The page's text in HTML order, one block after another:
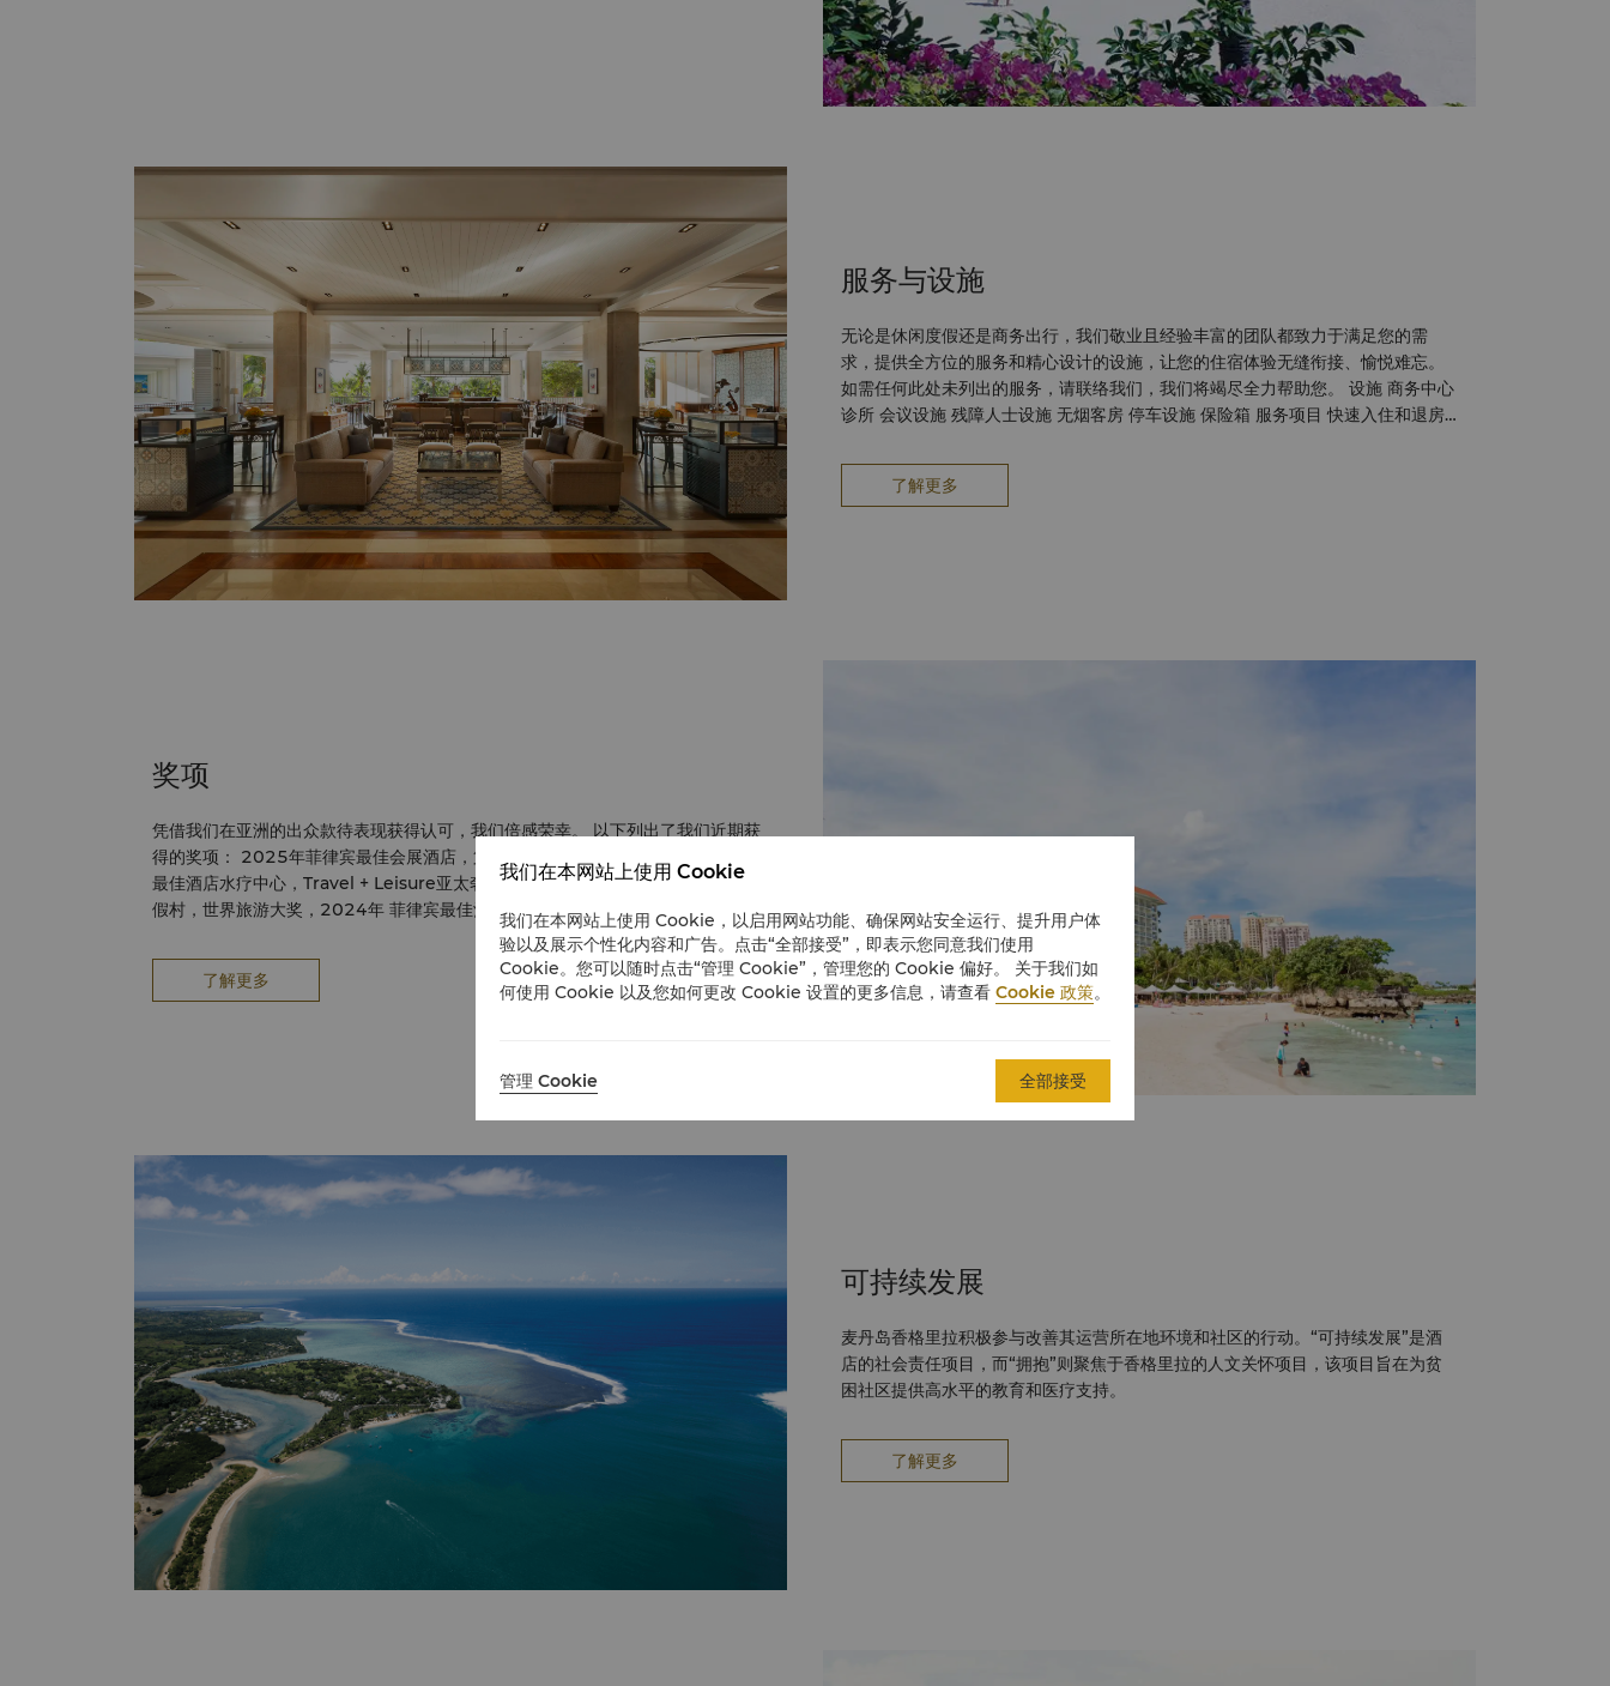
服务与设施
无论是休闲度假还是商务出行，我们敬业且经验丰富的团队都致力于满足您的需
求，提供全方位的服务和精心设计的设施，让您的住宿体验无缝衔接、愉悦难忘。
如需任何此处未列出的服务，请联络我们，我们将竭尽全力帮助您。 设施 商务中心
诊所 会议设施 残障人士设施 无烟客房 停车设施 保险箱 服务项目 快速入住和退房
餐饮 客房服务 餐厅与酒吧 大堂酒廊 商务中心（上午8点至下午6点） 商务中心提
了解更多
奖项
凭借我们在亚洲的出众款待表现获得认可，我们倍感荣幸。 以下列出了我们近期获
得的奖项： 2025年菲律宾最佳会展酒店，第六届世界会展大奖，2025年 菲律宾
最佳酒店水疗中心，Travel + Leisure亚太奢华大奖，2025年 菲律宾领先家庭度
假村，世界旅游大奖，2024年 菲律宾最佳酒店水疗中心第2名，2024年《Travel
Asia评选的“全球五大最佳亲子酒店” 菲律宾最佳度假村水疗中心，第九届世界水疗
大奖，2023年 菲律宾十大最佳海岛内陆度假村，《Travel + Leisure》亚太奢华
好型酒店 2017年 DestinAsian 读者选择奖菲律宾十佳酒店与度假酒店第九名
2017年猫途鹰十佳家庭友好型菲律宾酒店与度假酒店 2016年和2017年
Holiday Check Holiday Check 推荐 2016年 Rakuten 旅游奖钻石奖 2016年
酒店第七名 2016年猫途鹰游客选择奖菲律宾前25家家庭酒店第一名 2016年
HRRAC Cebu Goes Culinary 总冠军 2016年Elite Traveler 前100家全球套房
2016年猫途鹰游客选择奖亚洲前25家家庭酒店 2016年猫途鹰游客选择奖菲律宾
顶级豪华酒店 2015年 CEI 亚洲读者选择奖亚太地区商业活动最佳度假酒店 2015
年《康德纳斯旅者》CEI 读者选择奖亚洲前25家度假酒店 2015年《康德纳斯旅
者》读者选择奖全球前100家酒店与度假酒店 2014年和2015年 Rakuten 旅行
奖金奖 欲知详情或其他传媒查询，请联络我们的市场传播总监： Gladys Loret
gladys.loret@shangri-la.com
了解更多
可持续发展
麦丹岛香格里拉积极参与改善其运营所在地环境和社区的行动。“可持续发展”是酒
店的社会责任项目，而“拥抱”则聚焦于香格里拉的人文关怀项目，该项目旨在为贫
困社区提供高水平的教育和医疗支持。
了解更多
我们在本网站上使用 Cookie
我们在本网站上使用 Cookie，以启用网站功能、确保网站安全运行、提升用户体
验以及展示个性化内容和广告。点击“全部接受”，即表示您同意我们使用
Cookie。您可以随时点击“管理 Cookie”，管理您的 Cookie 偏好。 关于我们如
何使用 Cookie 以及您如何更改 Cookie 设置的更多信息，请查看 Cookie 政策。
管理 Cookie 全部接受